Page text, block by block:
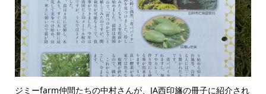
ジミーfarm仲間たちの中村さんが、JA西印旛の冊子に紹介され